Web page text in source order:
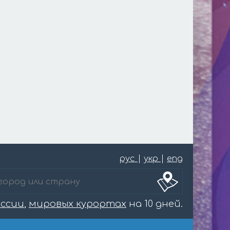
рус укр eng
, мировых курортах на 10 дней.